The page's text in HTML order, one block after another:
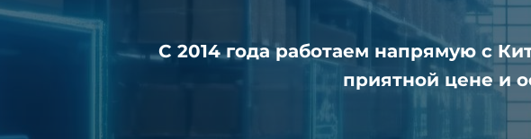
С 2014 года работаем напрямую с
приятной цене и